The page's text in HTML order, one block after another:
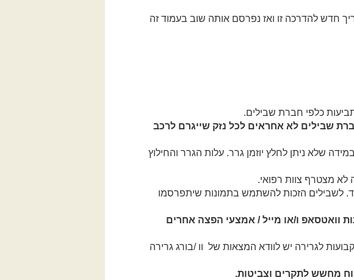
חדש להדרכה זו ואז נפרסם אותה שוב בעמוד זה
כלפי חברת שבילים.
שבילים לא אחראים לכל נזק שייגרם לרכב
שלא ניתן לחלץ יוזמן גרר. עלות הגרר והחילוץ
מצטרף צוות רפואי.
לשבילים הזכות להשתמש בתמונות שיתפרסמו
וואטסאפ ו/או מייל / אמצעי הפצה אחרים
לגרירה יש לוודא המצאות של וו /בורג גרירה
מחשש לתקרים וצביטות.